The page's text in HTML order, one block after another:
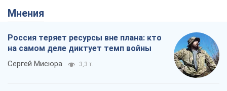
Мнения
Россия теряет ресурсы вне плана: кто
на самом деле диктует темп войны
Сергей Мисюра 3,3 т.